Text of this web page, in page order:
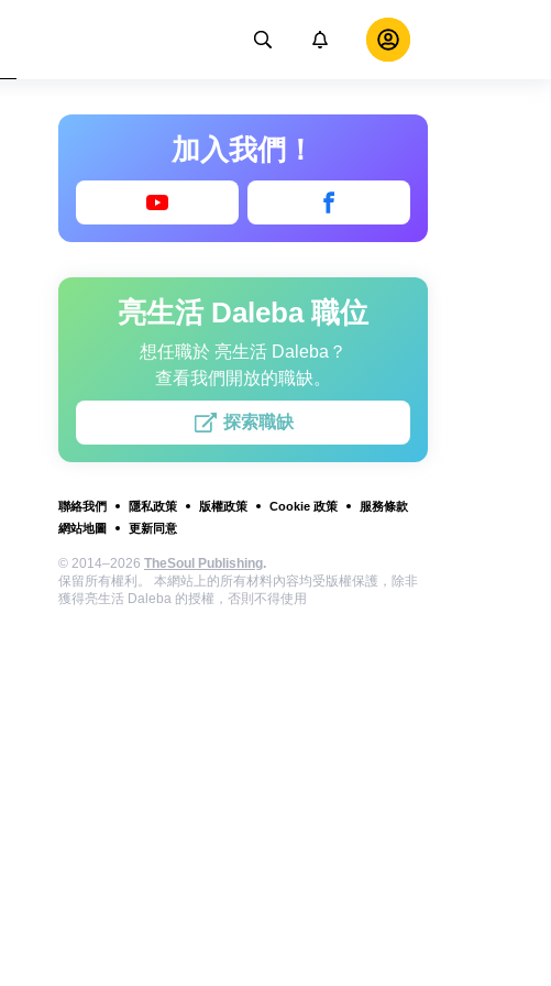
加入我們！
亮生活 Daleba 職位
想任職於 亮生活 Daleba？
查看我們開放的職缺。
探索職缺
聯絡我們 隱私政策 版權政策 Cookie 政策
服務條款
網站地圖
更新同意
© 2014–2026 TheSoul Publishing.
保留所有權利。 本網站上的所有材料內容均受版權保護，除非
獲得亮生活 Daleba 的授權，否則不得使用